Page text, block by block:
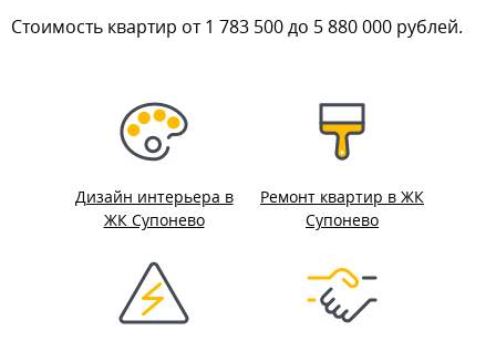
Стоимость квартир от 1 783 500 до 5 880 000 рублей.
Дизайн интерьера в
ЖК Супонево
Ремонт квартир в ЖК
Супонево